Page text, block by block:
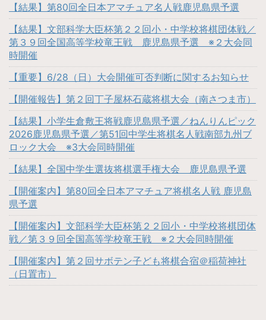
【結果】第80回全日本アマチュア名人戦鹿児島県予選
【結果】文部科学大臣杯第２２回小・中学校将棋団体戦／
第３９回全国高等学校竜王戦 鹿児島県予選 ※２大会同
時開催
【重要】6/28（日）大会開催可否判断に関するお知らせ
【開催報告】第２回丁子屋杯石蔵将棋大会（南さつま市）
【結果】小学生倉敷王将戦鹿児島県予選／ねんりんピック
2026鹿児島県予選／第51回中学生将棋名人戦南部九州ブ
ロック大会 ※3大会同時開催
【結果】全国中学生選抜将棋選手権大会 鹿児島県予選
【開催案内】第80回全日本アマチュア将棋名人戦 鹿児島
県予選
【開催案内】文部科学大臣杯第２２回小・中学校将棋団体
戦／第３９回全国高等学校竜王戦 ※２大会同時開催
【開催案内】第２回サボテン子ども将棋合宿＠稲荷神社
（日置市）